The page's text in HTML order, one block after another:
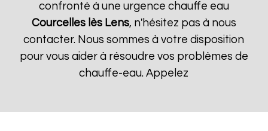
confronté à une urgence chauffe eau
Courcelles lès Lens, n'hésitez pas à nous
contacter. Nous sommes à votre disposition
pour vous aider à résoudre vos problèmes de
chauffe-eau. Appelez